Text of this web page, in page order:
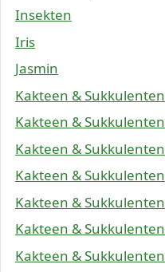
Insekten
Iris
Jasmin
Kakteen & Sukkulenten
Kakteen & Sukkulenten
Kakteen & Sukkulenten
Kakteen & Sukkulenten
Kakteen & Sukkulenten
Kakteen & Sukkulenten
Kakteen & Sukkulenten